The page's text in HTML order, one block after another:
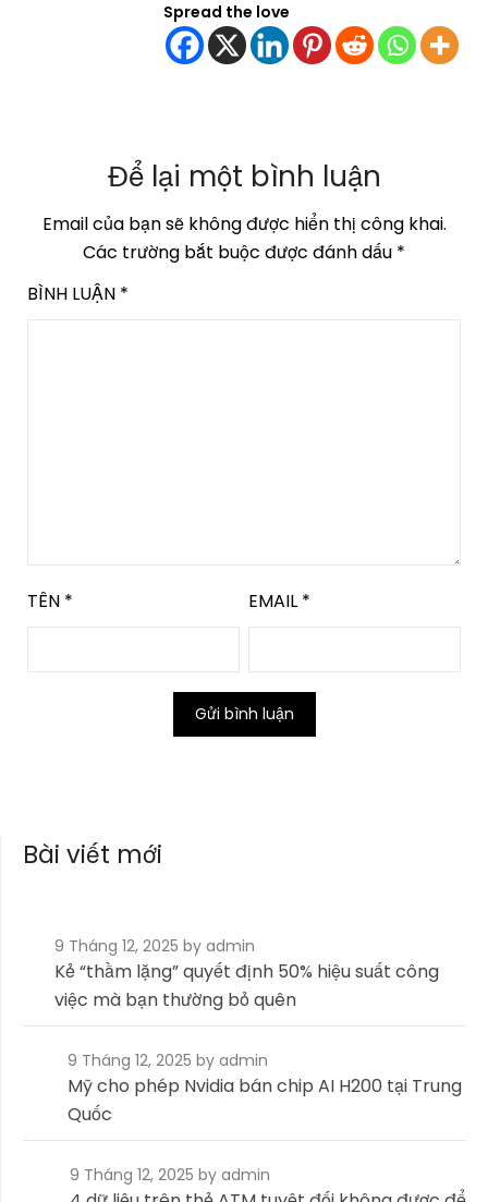
Spread the love
Để lại một bình luận
Email của bạn sẽ không được hiển thị công khai.
Các trường bắt buộc được đánh dấu *
BÌNH LUẬN *
TÊN * EMAIL *
Bài viết mới
9 Tháng 12, 2025by admin
Kẻ “thầm lặng” quyết định 50% hiệu suất công
việc mà bạn thường bỏ quên
9 Tháng 12, 2025 by admin
Mỹ cho phép Nvidia bán chip AI H200 tại Trung
Quốc
9 Tháng 12, 2025 by admin